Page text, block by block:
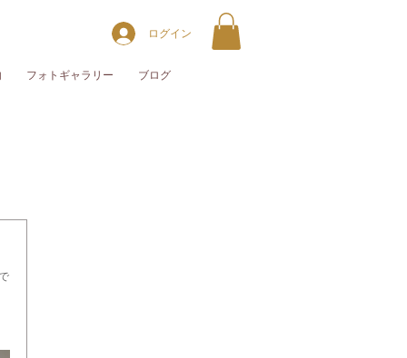
ログイン
フォトギャラリー ブログ